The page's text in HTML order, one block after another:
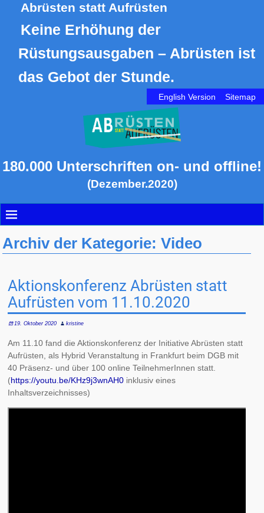
Abrüsten statt Aufrüsten
Keine Erhöhung der
Rüstungsausgaben – Abrüsten ist
das Gebot der Stunde.
English Version Sitemap
180.000 Unterschriften on- und offline!
(Dezember.2020)
Archiv der Kategorie:Video
Aktionskonferenz Abrüsten statt
Aufrüsten vom 11.10.2020
19. Oktober 2020 kristine
Am 11.10 fand die Aktionskonferenz der Initiative Abrüsten statt
Aufrüsten, als Hybrid Veranstaltung in Frankfurt beim DGB mit
40 Präsenz- und über 100 online TeilnehmerInnen statt.
(https://youtu.be/KHz9j3wnAH0inklusiv eines
Inhaltsverzeichnisses)